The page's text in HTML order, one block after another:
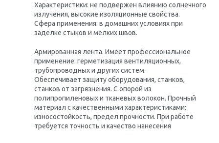
Характеристики: не подвержен влиянию солнечного
излучения, высокие изоляционные свойства.
Сфера применения: в домашних условиях при
заделке стыков и мелких швов.
Армированная лента. Имеет профессиональное
применение: герметизация вентиляционных,
трубопроводных и других систем.
Обеспечивает защиту оборудования, станков,
станков от загрязнения. С опорой из
полипропиленовых и тканевых волокон. Прочный
материал с качественными характеристиками:
износостойкость, предел прочности. При работе
требуется точность и качество нанесения